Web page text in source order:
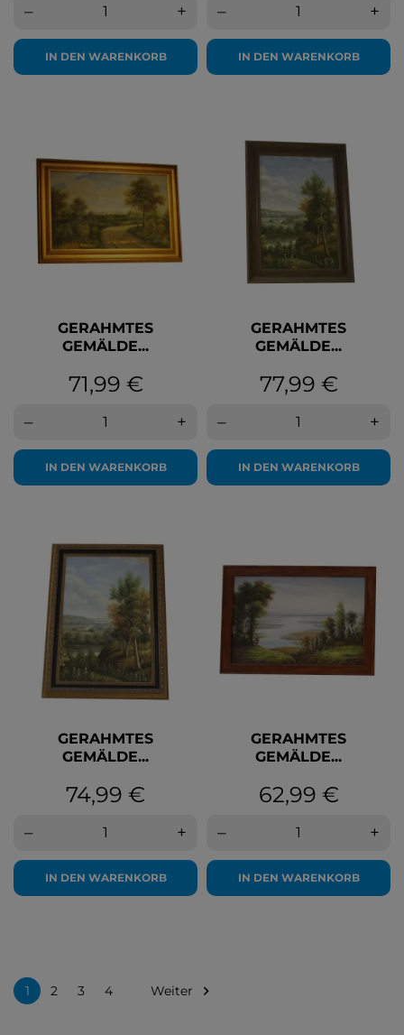
– +
IN DEN WARENKORB
– +
IN DEN WARENKORB
GERAHMTES
GEMÄLDE...
Preis
71,99 €
– +
IN DEN WARENKORB
GERAHMTES
GEMÄLDE...
Preis
77,99 €
– +
IN DEN WARENKORB
GERAHMTES
GEMÄLDE...
Preis
74,99 €
– +
IN DEN WARENKORB
GERAHMTES
GEMÄLDE...
Preis
62,99 €
– +
IN DEN WARENKORB
1 2 3 4 Weiter 